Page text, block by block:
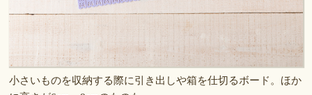
小さいものを収納する際に引き出しや箱を仕切るボード。ほか